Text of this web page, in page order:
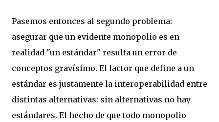
Pasemos entonces al segundo problema:
asegurar que un evidente monopolio es en
realidad "un estándar" resulta un error de
conceptos gravísimo. El factor que define a un
estándar es justamente la interoperabilidad entre
distintas alternativas: sin alternativas no hay
estándares. El hecho de que todo monopolio